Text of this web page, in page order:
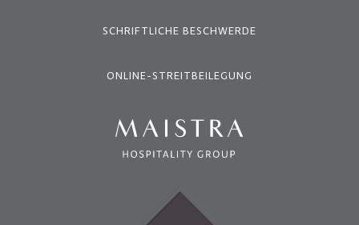
SCHRIFTLICHE BESCHWERDE
ONLINE-STREITBEILEGUNG